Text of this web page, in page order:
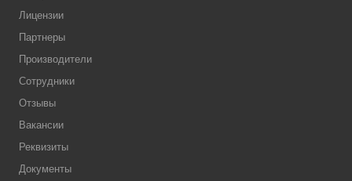
Лицензии
Партнеры
Производители
Сотрудники
Отзывы
Вакансии
Реквизиты
Документы